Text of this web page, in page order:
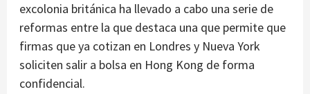
excolonia británica ha llevado a cabo una serie de
reformas entre la que destaca una que permite que
firmas que ya cotizan en Londres y Nueva York
soliciten salir a bolsa en Hong Kong de forma
confidencial.